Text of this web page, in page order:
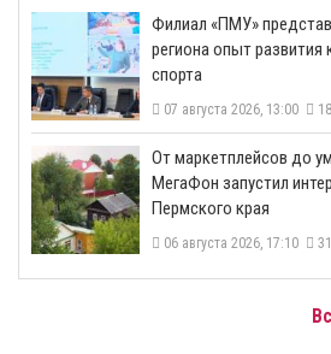
​Филиал «ПМУ»
региона опыт развития
спорта
07 августа 2026, 13:00
От маркетплейсов до
МегаФон запустил
Пермского края
06 августа 2026, 17:10